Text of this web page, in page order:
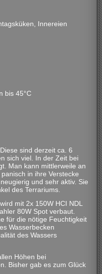
Innereien
bis 45°C
sind derzeit ca. 6
sich viel. In der Zeit bei
Man kann mittlerweile an
in ihre Verstecke
und sehr aktiv. Sie
des Terrariums.
mit 2x 150W HCI NDL
80W Spot verbaut.
für die nötige Feuchtigkeit
Wasserbecken
des Wassers
Höhen bei
Bisher gab es zum Glück